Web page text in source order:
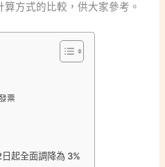
方式的比較，供大家參考。
票
起全面調降為 3%